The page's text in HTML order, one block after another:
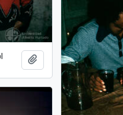
Add to clipboard